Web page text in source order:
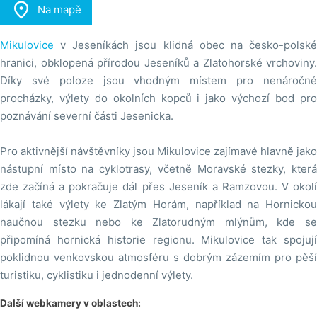
 Na mapě
Mikulovice v Jeseníkách jsou klidná obec na česko-polské
hranici, obklopená přírodou Jeseníků a Zlatohorské vrchoviny.
Díky své poloze jsou vhodným místem pro nenáročné
procházky, výlety do okolních kopců i jako výchozí bod pro
poznávání severní části Jesenicka.
Pro aktivnější návštěvníky jsou Mikulovice zajímavé hlavně jako
nástupní místo na cyklotrasy, včetně Moravské stezky, která
zde začíná a pokračuje dál přes Jeseník a Ramzovou. V okolí
lákají také výlety ke Zlatým Horám, například na Hornickou
naučnou stezku nebo ke Zlatorudným mlýnům, kde se
připomíná hornická historie regionu. Mikulovice tak spojují
poklidnou venkovskou atmosféru s dobrým zázemím pro pěší
turistiku, cyklistiku i jednodenní výlety.
Další webkamery v oblastech: